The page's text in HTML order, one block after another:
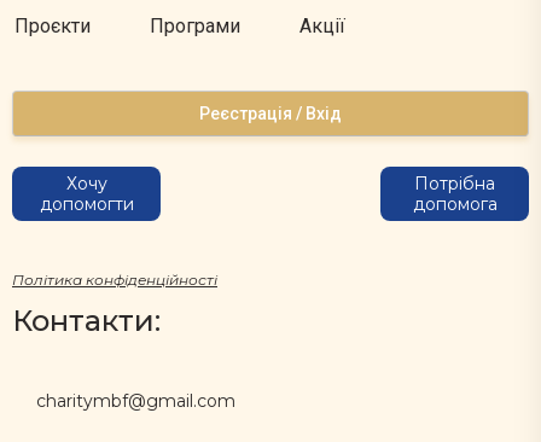
Проєкти Програми Акції
Реєстрація / Вхід
Хочу
допомогти
Потрібна
допомога
Політика конфіденційності
Контакти:
charitymbf@gmail.com